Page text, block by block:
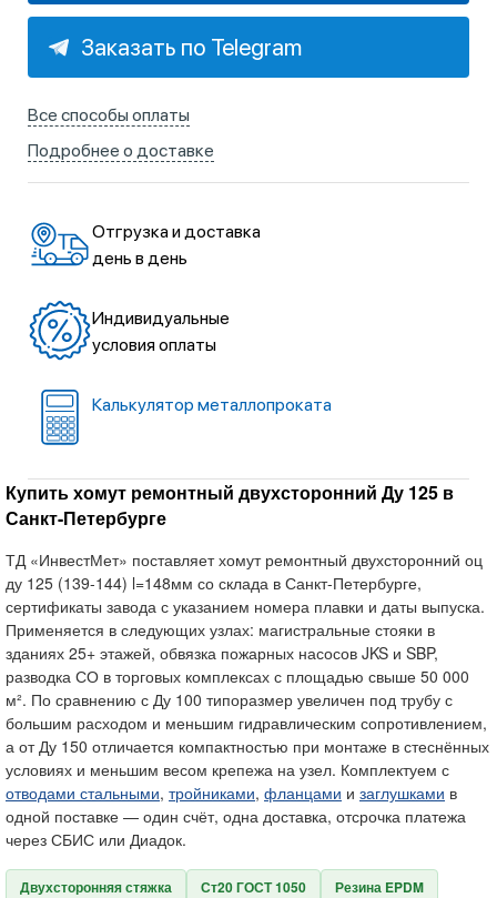
Заказать по Telegram
Все способы оплаты
Подробнее о доставке
Отгрузка и доставка
день в день
Индивидуальные
условия оплаты
Калькулятор металлопроката
Купить хомут ремонтный двухсторонний Ду 125 в
Санкт-Петербурге
ТД «ИнвестМет» поставляет хомут ремонтный двухсторонний оц
ду 125 (139-144) l=148мм со склада в Санкт-Петербурге,
сертификаты завода с указанием номера плавки и даты выпуска.
Применяется в следующих узлах: магистральные стояки в
зданиях 25+ этажей, обвязка пожарных насосов JKS и SBP,
разводка СО в торговых комплексах с площадью свыше 50 000
м². По сравнению с Ду 100 типоразмер увеличен под трубу с
большим расходом и меньшим гидравлическим сопротивлением,
а от Ду 150 отличается компактностью при монтаже в стеснённых
условиях и меньшим весом крепежа на узел. Комплектуем с
отводами стальными, тройниками, фланцами и заглушками в
одной поставке — один счёт, одна доставка, отсрочка платежа
через СБИС или Диадок.
Двухсторонняя стяжка Ст20 ГОСТ 1050
Резина EPDM